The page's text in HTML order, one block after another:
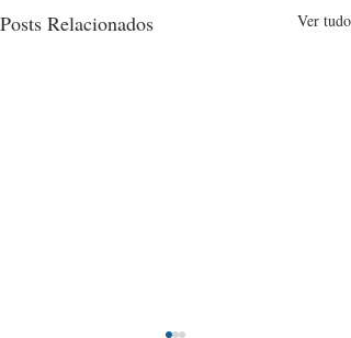
Posts Relacionados Ver tudo